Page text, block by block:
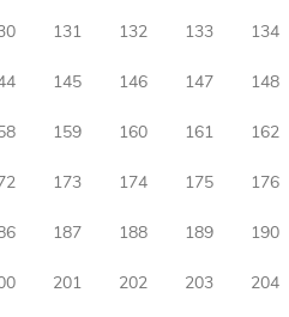
131 132 133 134
145 146 147 148
159 160 161 162
173 174 175 176
187 188 189 190
201 202 203 204